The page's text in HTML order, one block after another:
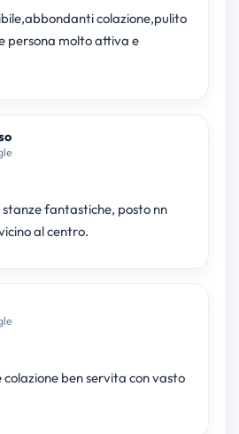
colazione,pulito
persona molto attiva e
fantastiche, posto nn
al centro.
colazione ben servita con vasto